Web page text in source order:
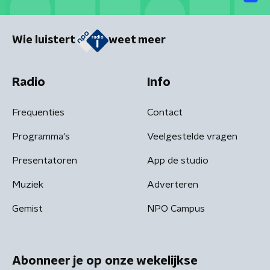
Wie luistert weet meer
Radio
Frequenties
Programma's
Presentatoren
Muziek
Gemist
Info
Contact
Veelgestelde vragen
App de studio
Adverteren
NPO Campus
Abonneer je op onze wekelijkse